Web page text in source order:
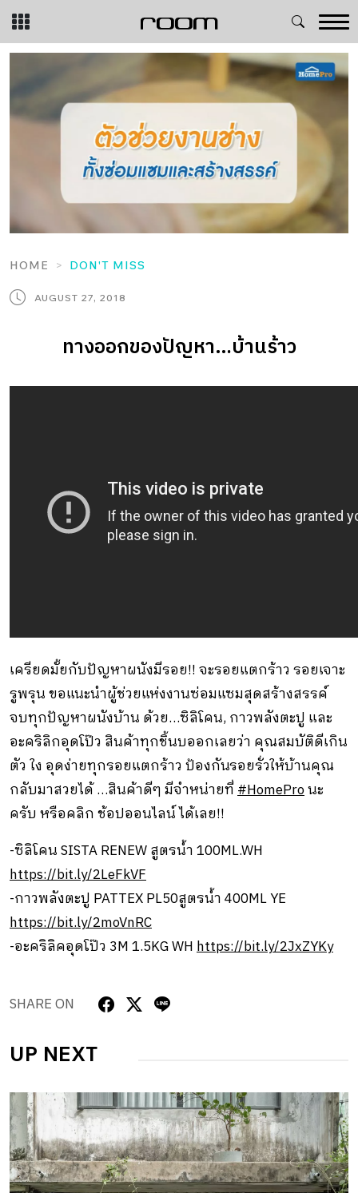
Skip
content
HOME DON'T MISS
AUGUST 27, 2018
ทางออกของปัญหา…บ้านร้าว
เครียดมั้ยกับปัญหาผนังมีรอย!! จะรอยแตกร้าว รอยเจาะ
รูพรุน ขอแนะนำผู้ช่วยแห่งงานซ่อมแซมสุดสร้างสรรค์
จบทุกปัญหาผนังบ้าน ด้วย…ซิลิโคน, กาวพลังตะปู และ
อะคริลิกอุดโป๊ว สินค้าทุกชิ้นบออกเลยว่า คุณสมบัติดีเกิน
ตัว ใง อุดง่ายทุกรอยแตกร้าว ป้องกันรอยรั่วให้บ้านคุณ
กลับมาสวยได้ …สินค้าดีๆ มีจำหน่ายที่#HomeProนะ
ครับ หรือคลิก ช้อปออนไลน์ ได้เลย!!
-ซิลิโคน SISTA RENEW สูตรน้ำ 100ML.WH
https://bit.ly/2LeFkVF
-กาวพลังตะปู PATTEX PL50สูตรน้ำ 400ML YE
https://bit.ly/2moVnRC
-อะคริลิคอุดโป๊ว 3M 1.5KG WHhttps://bit.ly/2JxZYKy
SHARE ON
UP NEXT